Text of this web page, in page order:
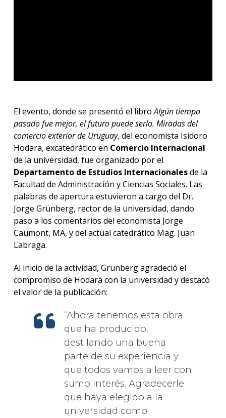
El evento, donde se presentó el libroAlgún tiempo
pasado fue mejor, el futuro puede serlo. Miradas del
comercio exterior de Uruguay, del economista Isidoro
Hodara, excatedrático en Comercio Internacional
de la universidad, fue organizado por el
Departamento de Estudios Internacionalesde la
Facultad de Administración y Ciencias Sociales. Las
palabras de apertura estuvieron a cargo del Dr.
Jorge Grünberg, rector de la universidad, dando
paso a los comentarios del economista Jorge
Caumont, MA, y del actual catedrático Mag. Juan
Labraga.
Al inicio de la actividad, Grünberg agradeció el
compromiso de Hodara con la universidad y destacó
el valor de la publicación:
Ahora tenemos esta obra
que ha producido,
destilando una buena
parte de su experiencia y
que todos vamos a leer con
sumo interés. Agradecerle
que haya elegido a la
universidad como